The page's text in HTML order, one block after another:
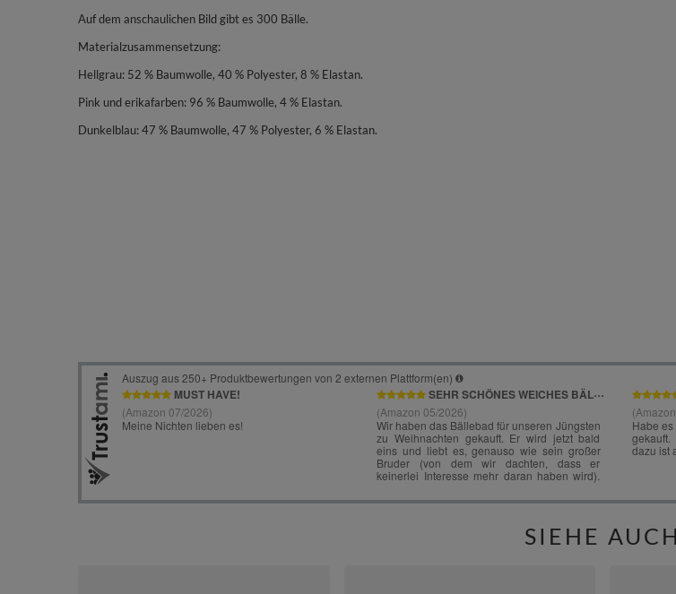
Auf dem anschaulichen Bild gibt es 300 Bälle.
Materialzusammensetzung:
Hellgrau: 52 % Baumwolle, 40 % Polyester, 8 % Elastan.
Pink und erikafarben: 96 % Baumwolle, 4 % Elastan.
Dunkelblau: 47 % Baumwolle, 47 % Polyester, 6 % Elastan.
SIEHE AUCH